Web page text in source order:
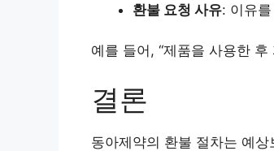
환불 요청 사유: 이유
예를 들어, “제품을 사용한
결론
동아제약의 환불 절차는 예